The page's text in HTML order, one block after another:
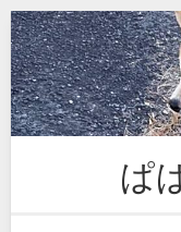
Skip
to
content
ぱ